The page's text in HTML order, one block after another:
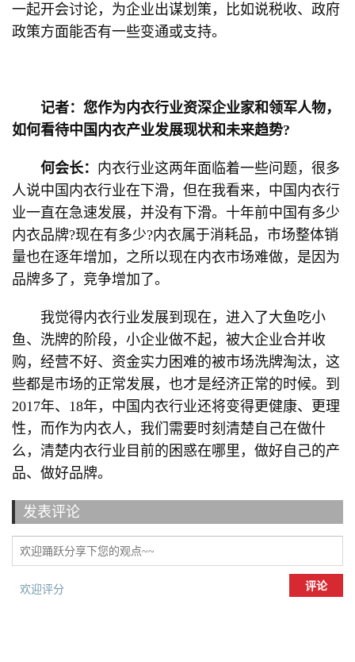
一起开会讨论，为企业出谋划策，比如说税收、政府
政策方面能否有一些变通或支持。
记者：您作为内衣行业资深企业家和领军人物，
如何看待中国内衣产业发展现状和未来趋势?
何会长： 内衣行业这两年面临着一些问题，很多
人说中国内衣行业在下滑，但在我看来，中国内衣行
业一直在急速发展，并没有下滑。十年前中国有多少
内衣品牌?现在有多少?内衣属于消耗品，市场整体销
量也在逐年增加，之所以现在内衣市场难做，是因为
品牌多了，竞争增加了。
我觉得内衣行业发展到现在，进入了大鱼吃小
鱼、洗牌的阶段，小企业做不起，被大企业合并收
购，经营不好、资金实力困难的被市场洗牌淘汰，这
些都是市场的正常发展，也才是经济正常的时候。到
2017年、18年，中国内衣行业还将变得更健康、更理
性，而作为内衣人，我们需要时刻清楚自己在做什
么，清楚内衣行业目前的困惑在哪里，做好自己的产
品、做好品牌。
发表评论
欢迎评分 评论